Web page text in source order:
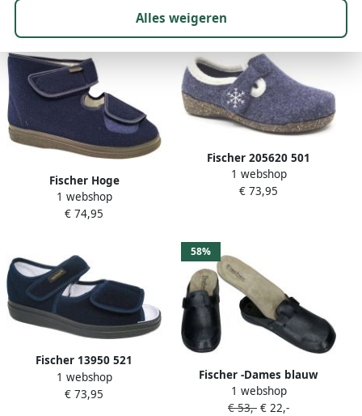
8 resultaten:
Fischer Hoge
Verbandpantoffels Unisex
Blauw
1 webshop
€ 74,95
Fischer 205620 501
Jeansblauwe dames sloffen
met klittenband sluiting
1 webshop
€ 73,95
Fischer 13950 521
Verbandsandaal open teen
Blauw
1 webshop
€ 73,95
58%
Fischer -Dames blauw
donker pantoffels
1 webshop
€ 53,- € 22,-
Alles weigeren